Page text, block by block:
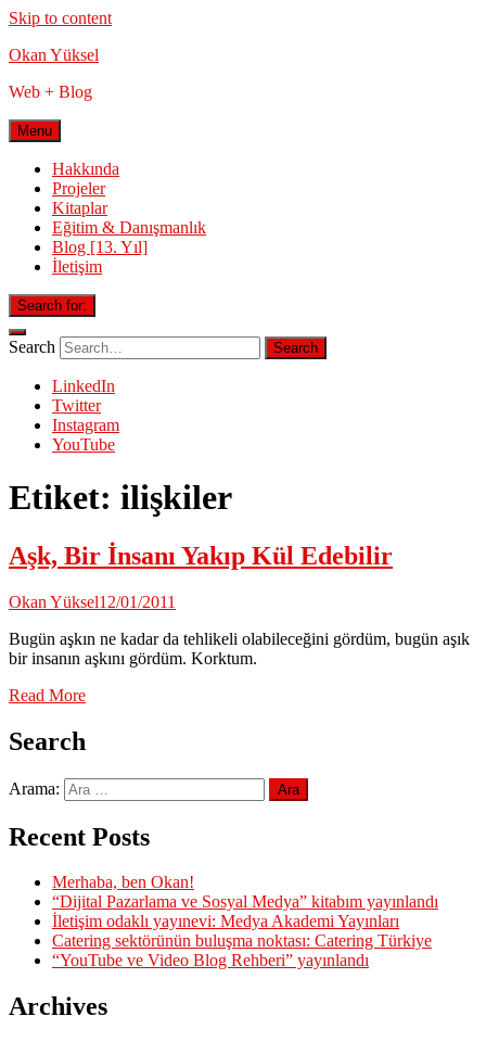
Skip to content
Okan Yüksel
Web + Blog
Menu
Hakkında
Projeler
Kitaplar
Eğitim & Danışmanlık
Blog [13. Yıl]
İletişim
Search for:
Search
LinkedIn
Twitter
Instagram
YouTube
Etiket: ilişkiler
Aşk, Bir İnsanı Yakıp Kül Edebilir
Okan Yüksel12/01/2011
Bugün aşkın ne kadar da tehlikeli olabileceğini gördüm, bugün aşık
bir insanın aşkını gördüm. Korktum.
Read More
Search
Arama:
Recent Posts
Merhaba, ben Okan!
“Dijital Pazarlama ve Sosyal Medya” kitabım yayınlandı
İletişim odaklı yayınevi: Medya Akademi Yayınları
Catering sektörünün buluşma noktası: Catering Türkiye
“YouTube ve Video Blog Rehberi” yayınlandı
Archives